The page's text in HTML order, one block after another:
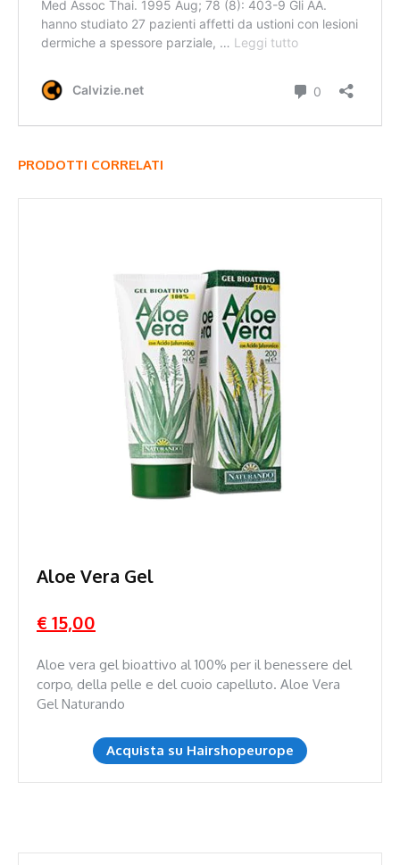
PRODOTTI CORRELATI
Aloe Vera Gel
€ 15,00
Aloe vera gel bioattivo al 100% per il benessere del
corpo, della pelle e del cuoio capelluto. Aloe Vera
Gel Naturando
Acquista su Hairshopeurope